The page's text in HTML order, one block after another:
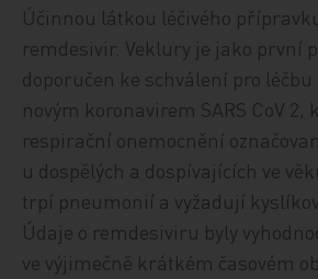
Účinnou látkou léčivého
remdesivir. Veklury je jako první
doporučen ke schválení pro léčbu
novým koronavirem SARS CoV
respirační onemocnění
u dospělých a dospívajících ve
trpí pneumonií a vyžadují
Údaje o rem­desiviru byly
ve výjimečně krátkém časovém